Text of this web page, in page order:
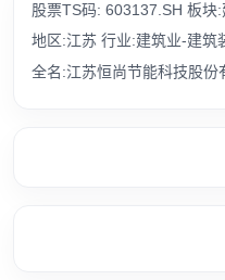
股票TS码: 603137.SH 板块
地区:江苏 行业:建筑业-建筑
全名:江苏恒尚节能科技股份